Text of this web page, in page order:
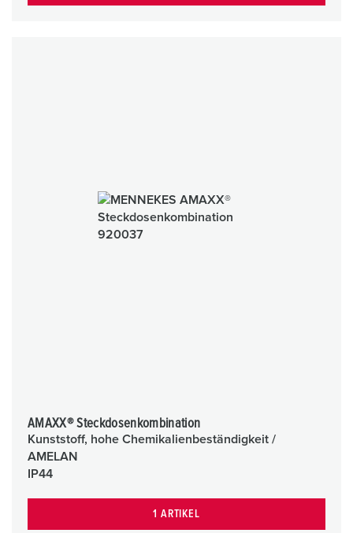
AMAXX® Steckdosenkombination
Kunststoff, hohe Chemikalienbeständigkeit /
AMELAN
IP44
1 ARTIKEL